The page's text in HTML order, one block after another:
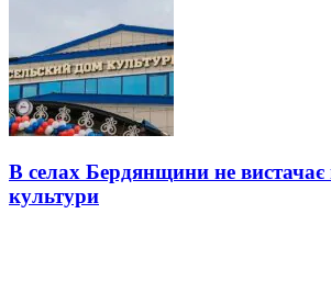
В селах Бердянщини не вистачає
культури